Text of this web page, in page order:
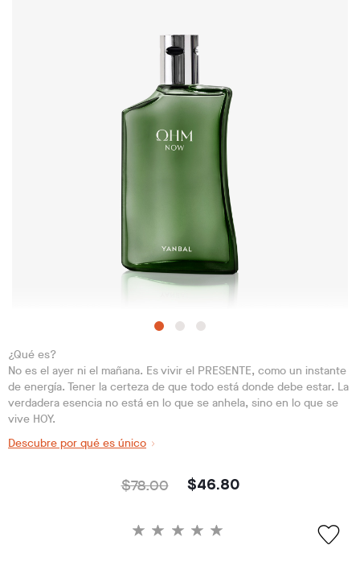
¿Qué es?
No es el ayer ni el mañana. Es vivir el PRESENTE, como un instante
de energía. Tener la certeza de que todo está donde debe estar. La
verdadera esencia no está en lo que se anhela, sino en lo que se
vive HOY.
Descubre por qué es único
$78.00 $46.80